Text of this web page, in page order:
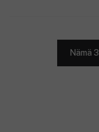
Nämä